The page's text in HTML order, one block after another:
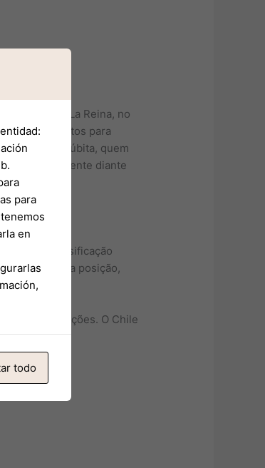
o CARR La Reina, no
de 15 pontos para
(morte súbita, quem
se lançar à frente diante
de classificação
na sexta posição,
mais informações. O Chile
para
en
todo